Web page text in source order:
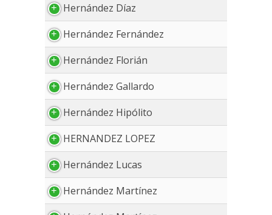
Hernández Díaz
Hernández Fernández
Hernández Florián
Hernández Gallardo
Hernández Hipólito
HERNANDEZ LOPEZ
Hernández Lucas
Hernández Martínez